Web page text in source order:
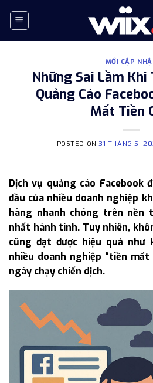
MỚI CẬP
Những Sai Lầm Khi
Quảng Cáo
Mất Tiền
POSTED ON31 THÁNG 5,
Dịch vụ quảng cáo Facebook
đầu của nhiều doanh nghiệp
hàng nhanh chóng trên nền
nhất hành tinh. Tuy nhiên,
cũng đạt được hiệu quả như
nhiều doanh nghiệp “tiền
ngày chạy chiến dịch.